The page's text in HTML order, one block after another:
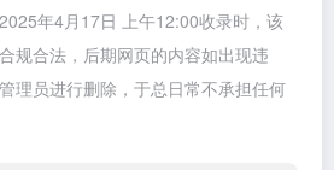
年4月17日 上午12:00收录时，该
规合法，后期网页的内容如出现违
理员进行删除，于总日常不承担任何